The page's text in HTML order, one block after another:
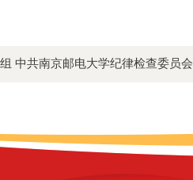
中共南京邮电大学纪律检查委员会